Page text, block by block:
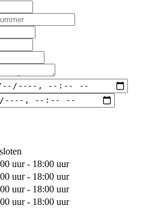
uur - 18:00 uur
uur - 18:00 uur
uur - 18:00 uur
uur - 18:00 uur